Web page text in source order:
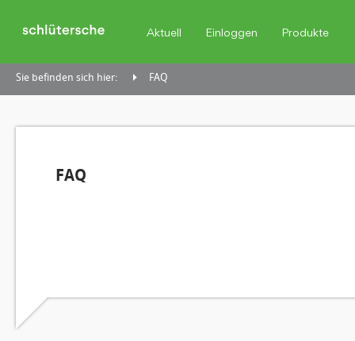
Aktuell Einloggen Produkte
Sie befinden sich hier: FAQ
FAQ